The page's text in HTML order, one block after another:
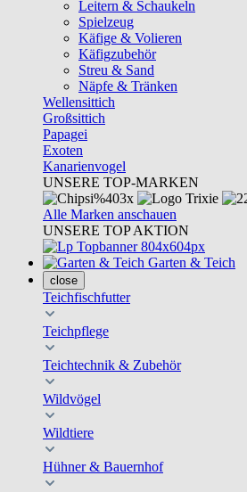
Leitern & Schaukeln
Spielzeug
Käfige & Volieren
Käfigzubehör
Streu & Sand
Näpfe & Tränken
Wellensittich
Großsittich
Papagei
Exoten
Kanarienvogel
UNSERE TOP-MARKEN
Alle Marken anschauen
UNSERE TOP AKTION
Garten & Teich
close
Teichfischfutter
Teichpflege
Teichtechnik & Zubehör
Wildvögel
Wildtiere
Hühner & Bauernhof